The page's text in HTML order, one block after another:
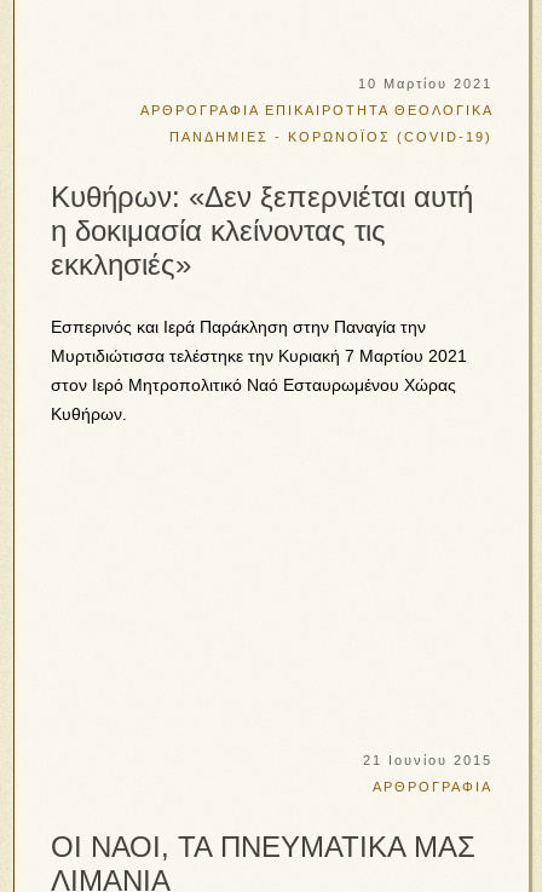
10 Μαρτίου 2021
ΑΡΘΡΟΓΡΑΦΙΑ ΕΠΙΚΑΙΡΟΤΗΤΑ ΘΕΟΛΟΓΙΚΑ
ΠΑΝΔΗΜΙΕΣ - ΚΟΡΩΝΟΪΟΣ (COVID-19)
Κυθήρων: «Δεν ξεπερνιέται αυτή
η δοκιμασία κλείνοντας τις
εκκλησιές»
Εσπερινός και Ιερά Παράκληση στην Παναγία την
Μυρτιδιώτισσα τελέστηκε την Κυριακή 7 Μαρτίου 2021
στον Ιερό Μητροπολιτικό Ναό Εσταυρωμένου Χώρας
Κυθήρων.
21 Ιουνίου 2015
ΑΡΘΡΟΓΡΑΦΙΑ
OΙ ΝΑΟΙ, ΤΑ ΠΝΕΥΜΑΤΙΚΑ ΜΑΣ
ΛΙΜΑΝΙΑ